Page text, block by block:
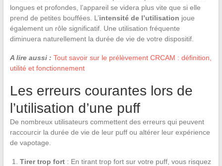
longues et profondes, l’appareil se videra plus vite que si elle
prend de petites bouffées. L’intensité de l’utilisation joue
également un rôle significatif. Une utilisation fréquente
diminuera naturellement la durée de vie de votre dispositif.
A lire aussi : Tout savoir sur le prélèvement CRCAM : définition,
utilité et fonctionnement
Les erreurs courantes lors de
l’utilisation d’une puff
De nombreux utilisateurs commettent des erreurs qui peuvent
raccourcir la durée de vie de leur puff ou altérer leur expérience
de vapotage.
Tirer trop fort: En tirant trop fort sur votre puff, vous risquez